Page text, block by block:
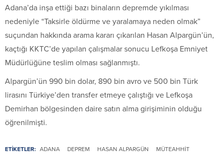
Adana’da inşa ettiği bazı binaların depremde yıkılması
nedeniyle “Taksirle öldürme ve yaralamaya neden olmak”
suçundan hakkında arama kararı çıkarılan Hasan Alpargün’ün,
kaçtığı KKTC’de yapılan çalışmalar sonucu Lefkoşa Emniyet
Müdürlüğüne teslim olması sağlanmıştı.
Alpargün’ün 990 bin dolar, 890 bin avro ve 500 bin Türk
lirasını Türkiye’den transfer etmeye çalıştığı ve Lefkoşa
Demirhan bölgesinden daire satın alma girişiminin olduğu
öğrenilmişti.
ETİKETLER: ADANA DEPREM HASAN ALPARGÜN MÜTEAHHIT